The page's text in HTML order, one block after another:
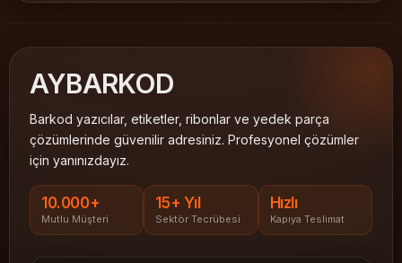
AYBARKOD
Barkod yazıcılar, etiketler, ribonlar ve yedek parça
çözümlerinde güvenilir adresiniz. Profesyonel çözümler
için yanınızdayız.
10.000+
Mutlu Müşteri
15+ Yıl
Sektör Tecrübesi
Hızlı
Kapıya Teslimat